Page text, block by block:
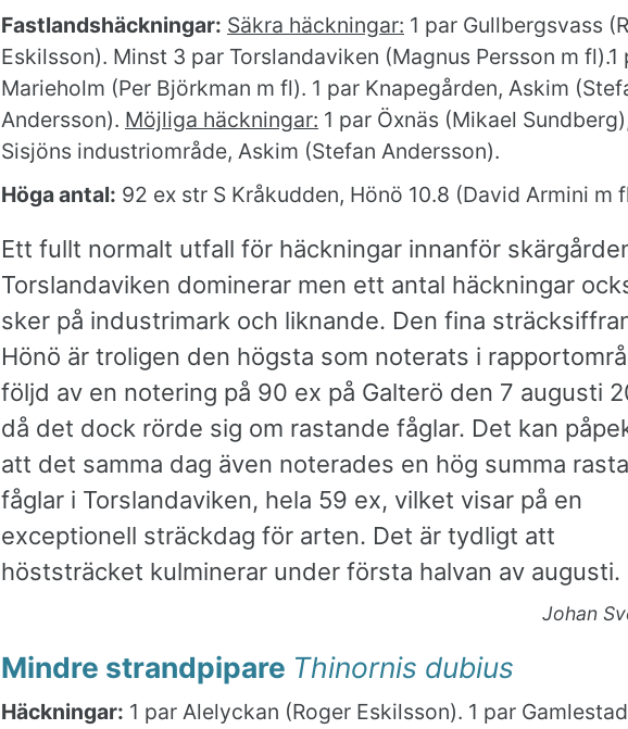
Fastlandshäckningar: Säkra häckningar: 1 par Gullbergsvass
Eskilsson). Minst 3 par Torslandaviken (Magnus Persson m fl).1
Marieholm (Per Björkman m fl). 1 par Knapegården, Askim
Andersson). Möjliga häckningar: 1 par Öxnäs (Mikael
Sisjöns industriområde, Askim (Stefan Andersson).
Höga antal: 92 ex str S Kråkudden, Hönö 10.8 (David Armini m
Ett fullt normalt utfall för häckningar innanför
Torslandaviken dominerar men ett antal häckningar
sker på industrimark och liknande. Den fina
Hönö är troligen den högsta som noterats i
följd av en notering på 90 ex på Galterö den 7 augusti
då det dock rörde sig om rastande fåglar. Det kan
att det samma dag även noterades en hög summa
fåglar i Torslandaviken, hela 59 ex, vilket visar på en
exceptionell sträckdag för arten. Det är tydligt att
höststräcket kulminerar under första halvan av augusti.
Johan
Mindre strandpipare Thinornis dubius
Häckningar: 1 par Alelyckan (Roger Eskilsson). 1 par